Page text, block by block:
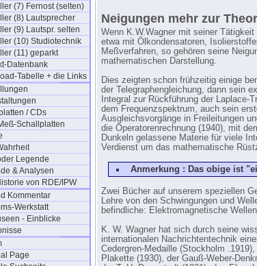
(7) Fernost (selten)
(8) Lautsprecher
(9) Lautspr. selten
(10) Studiotechnik
(11) geparkt
Datenbank
Tabelle + die Links
/ CDs
Schallplatten
Legende
& Analysen
von RDE/IPW
Kommentar
Werkstatt
- Einblicke
Page
Neigungen mehr zur
Wenn K.W.Wagner mit seiner
etwa mit Ölkondensatoren,
Meßverfahren, so gehören seine
mathematischen Darstellung.
Dies zeigten schon frühzeitig einige
der Telegraphengleichung, dann sein
Integral zur Rückführung der
dem Frequenzspektrum, auch sein
Ausgleichsvorgänge in Freileitungen
die Operatorenrechnung (1940), mit
Dunkeln gelassene Materie für viele
Verdienst um das mathematische
Anmerkung : Das obige ist
Zwei Bücher auf unserem speziellen
Lehre von den Schwingungen und
befindliche: Elektromagnetische
K. W. Wagner hat sich durch seine
internationalen Nachrichtentechnik
Cedergren-Medaille (Stockholm
Plakette (1930), der Gauß-Weber-